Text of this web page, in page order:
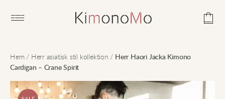
Open main menu
Hem/ Herr asiatisk stil kollektion / Herr Haori Jacka Kimono
Cardigan – Crane Spirit